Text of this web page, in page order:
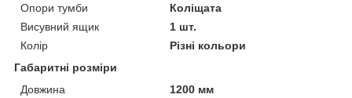
Опори тумби
Коліщата
Висувний ящик
1 шт.
Колір
Різні кольори
Габаритні розміри
Довжина
1200 мм